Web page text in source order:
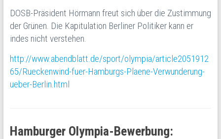
DOSB-Präsident Hörmann freut sich über die Zustimmung
der Grünen. Die Kapitulation Berliner Politiker kann er
indes nicht verstehen.
http://www.abendblatt.de/sport/olympia/article2051912
65/Rueckenwind-fuer-Hamburgs-Plaene-Verwunderung-
ueber-Berlin.html
Hamburger Olympia-Bewerbung: